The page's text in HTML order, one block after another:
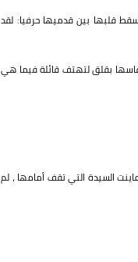
قلبها بين قدميها حرفيا: لقد
بقلق لتهتف قائلة فيما هي
السيدة التي تقف أمامها ، لم